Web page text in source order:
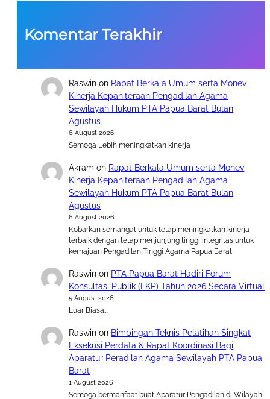
Komentar Terakhir
Raswin on Rapat Berkala Umum serta Monev
Kinerja Kepaniteraan Pengadilan Agama
Sewilayah Hukum PTA Papua Barat Bulan
Agustus
6 August 2026
Semoga Lebih meningkatkan kinerja
Akram on Rapat Berkala Umum serta Monev
Kinerja Kepaniteraan Pengadilan Agama
Sewilayah Hukum PTA Papua Barat Bulan
Agustus
6 August 2026
Kobarkan semangat untuk tetap meningkatkan kinerja
terbaik dengan tetap menjunjung tinggi integritas untuk
kemajuan Pengadilan Tinggi Agama Papua Barat,
Raswin on PTA Papua Barat Hadiri Forum
Konsultasi Publik (FKP) Tahun 2026 Secara Virtual
5 August 2026
Luar Biasa….
Raswin on Bimbingan Teknis Pelatihan Singkat
Eksekusi Perdata & Rapat Koordinasi Bagi
Aparatur Peradilan Agama Sewilayah PTA Papua
Barat
1 August 2026
Semoga bermanfaat buat Aparatur Pengadilan di Wilayah